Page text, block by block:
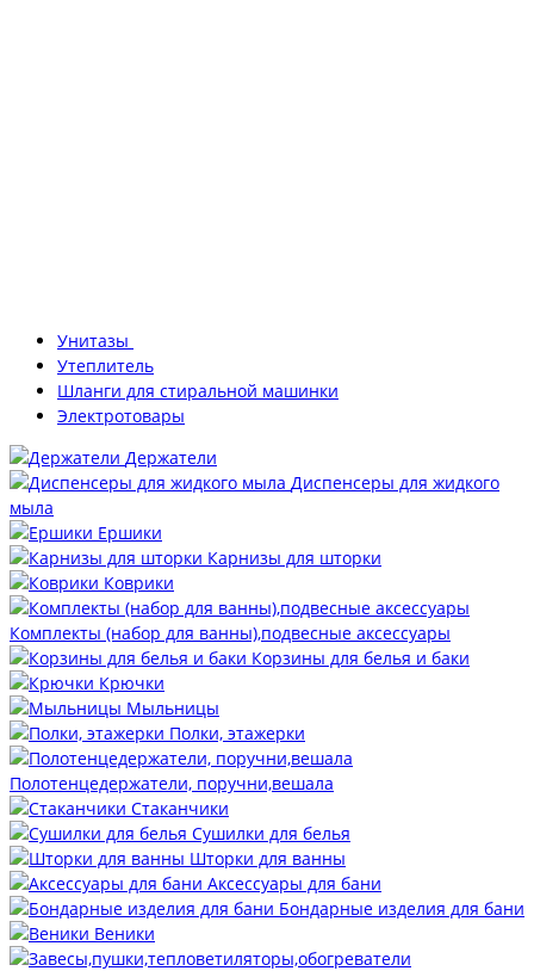
Унитазы
Утеплитель
Шланги для стиральной машинки
Электротовары
Держатели
Диспенсеры для жидкого
мыла
Ершики
Карнизы для шторки
Коврики
Комплекты (набор для ванны),подвесные аксессуары
Корзины для белья и баки
Крючки
Мыльницы
Полки, этажерки
Полотенцедержатели, поручни,вешала
Стаканчики
Сушилки для белья
Шторки для ванны
Аксессуары для бани
Бондарные изделия для бани
Веники